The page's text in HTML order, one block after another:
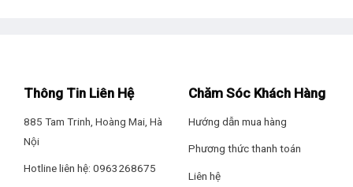
Thông Tin Liên Hệ
885 Tam Trinh, Hoàng Mai, Hà
Nội
Hotline liên hệ: 0963268675
Chăm Sóc Khách Hàng
Hướng dẫn mua hàng
Phương thức thanh toán
Liên hệ